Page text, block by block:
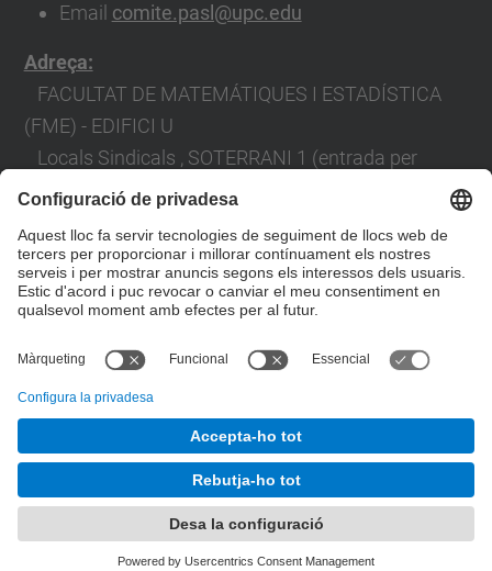
Email comite.pasl@upc.edu
Adreça:
FACULTAT DE MATEMÁTIQUES I ESTADÍSTICA
(FME) - EDIFICI U
Locals Sindicals , SOTERRANI 1 (entrada per
carrer llorenç i artigas)
08028 BARCELONA
Formulari de contacte
Comitè d'empresa del PAS Laboral. CEPASL
Desenvolupat amb